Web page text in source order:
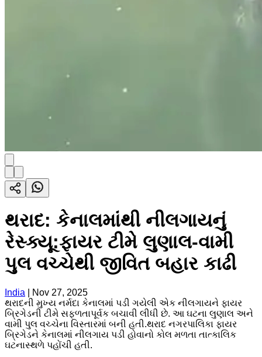
થરાદ: કેનાલમાંથી નીલગાયનું
રેસ્ક્યૂ:ફાયર ટીમે લુણાલ-વામી
પુલ વચ્ચેથી જીવિત બહાર કાઢી
India
Nov 27, 2025
થરાદની મુખ્ય નર્મદા કેનાલમાં પડી ગયેલી એક નીલગાયને ફાયર
બ્રિગેડની ટીમે સફળતાપૂર્વક બચાવી લીધી છે. આ ઘટના લુણાલ અને
વામી પુલ વચ્ચેના વિસ્તારમાં બની હતી.થરાદ નગરપાલિકા ફાયર
બ્રિગેડને કેનાલમાં નીલગાય પડી હોવાનો કોલ મળતા તાત્કાલિક
ઘટનાસ્થળે પહોંચી હતી.